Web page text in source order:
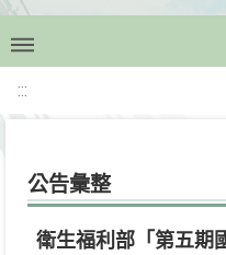
:::
公告彙整
衛生福利部「第五期